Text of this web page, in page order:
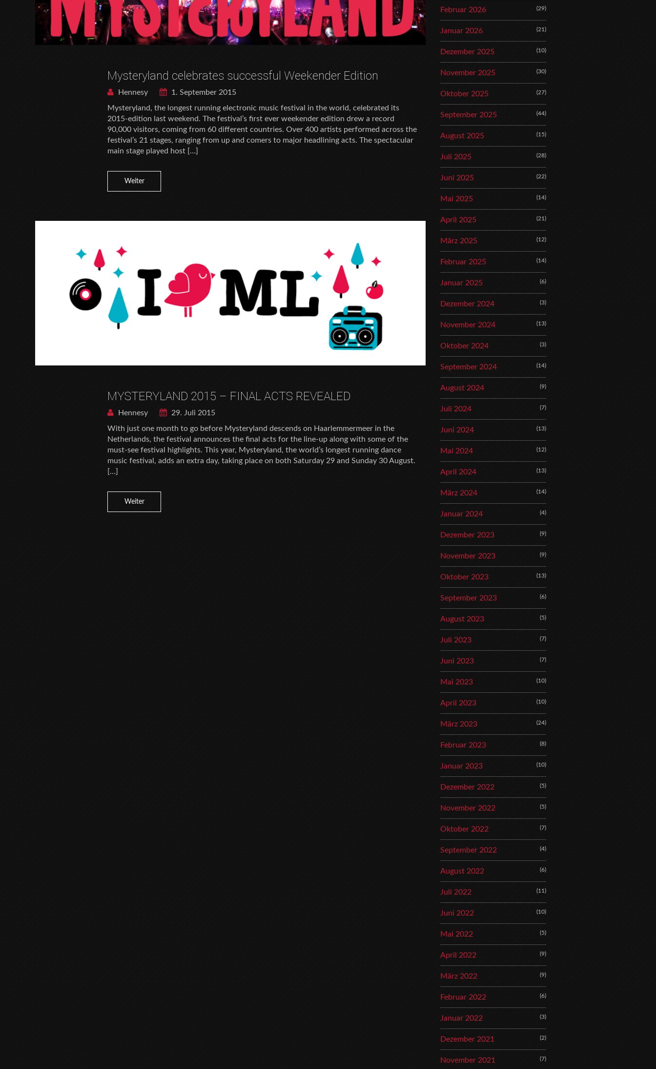
Mysteryland celebrates successful Weekender Edition
Hennesy
1. September 2015
Mysteryland, the longest running electronic music festival in the world, celebrated its
2015-edition last weekend. The festival’s first ever weekender edition drew a record
90,000 visitors, coming from 60 different countries. Over 400 artists performed across the
festival’s 21 stages, ranging from up and comers to major headlining acts. The spectacular
main stage played host […]
Weiter
MYSTERYLAND 2015 – FINAL ACTS REVEALED
Hennesy
29. Juli 2015
With just one month to go before Mysteryland descends on Haarlemmermeer in the
Netherlands, the festival announces the final acts for the line-up along with some of the
must-see festival highlights. This year, Mysteryland, the world’s longest running dance
music festival, adds an extra day, taking place on both Saturday 29 and Sunday 30 August.
[…]
Weiter
Februar 2026 (29)
Januar 2026 (21)
Dezember 2025 (10)
November 2025 (30)
Oktober 2025 (27)
September 2025 (44)
August 2025 (15)
Juli 2025 (28)
Juni 2025 (22)
Mai 2025 (14)
April 2025 (21)
März 2025 (12)
Februar 2025 (14)
Januar 2025 (6)
Dezember 2024 (3)
November 2024 (13)
Oktober 2024 (3)
September 2024 (14)
August 2024 (9)
Juli 2024 (7)
Juni 2024 (13)
Mai 2024 (12)
April 2024 (13)
März 2024 (14)
Januar 2024 (4)
Dezember 2023 (9)
November 2023 (9)
Oktober 2023 (13)
September 2023 (6)
August 2023 (5)
Juli 2023 (7)
Juni 2023 (7)
Mai 2023 (10)
April 2023 (10)
März 2023 (24)
Februar 2023 (8)
Januar 2023 (10)
Dezember 2022 (5)
November 2022 (5)
Oktober 2022 (7)
September 2022 (4)
August 2022 (6)
Juli 2022 (11)
Juni 2022 (10)
Mai 2022 (5)
April 2022 (9)
März 2022 (9)
Februar 2022 (6)
Januar 2022 (3)
Dezember 2021 (2)
November 2021 (7)